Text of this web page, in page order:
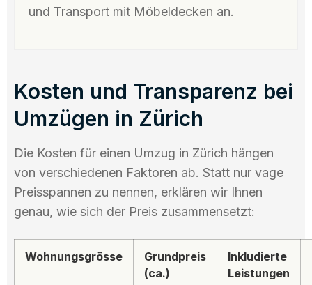
und Transport mit Möbeldecken an.
Kosten und Transparenz bei
Umzügen in Zürich
Die Kosten für einen Umzug in Zürich hängen
von verschiedenen Faktoren ab. Statt nur vage
Preisspannen zu nennen, erklären wir Ihnen
genau, wie sich der Preis zusammensetzt:
Wohnungsgrösse
Grundpreis
(ca.)
Inkludierte
Leistungen